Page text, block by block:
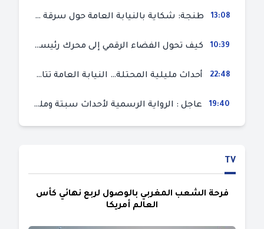
13:08 طنجة: شكاية بالنيابة العامة حول سرقة سيارة تركها صاحبها بمحل ميكانيك للإصلاح
10:39 كيف تحول الفضاء الرقمي إلى محرك رئيسي لأحداث الهجرة في سبتة؟
22:48 أحداث مليلية المحتلة… النيابة العامة تتابع 50 متورطا في محاولة اقتحام السياح الحدودي بتهم ثقيلة
19:40 عاجل : الرواية الرسمية لأحداث سبتة ومليلية المحتلتين (وزارة الداخلية)
TV
فرحة الشعب المغربي بالوصول لربع نهائي كأس
العالم أمريكا